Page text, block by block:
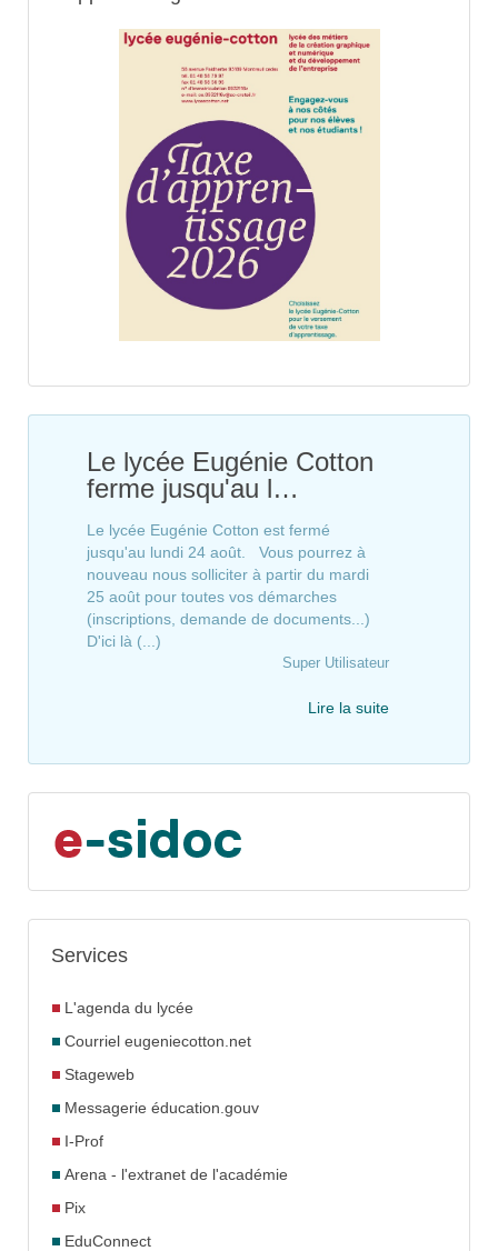
Le lycée Eugénie Cotton
ferme jusqu'au l…
Le lycée Eugénie Cotton est fermé
jusqu'au lundi 24 août. Vous pourrez à
nouveau nous solliciter à partir du mardi
25 août pour toutes vos démarches
(inscriptions, demande de documents...)
D'ici là (...)
Super Utilisateur
Lire la suite
Services
L'agenda du lycée
Courriel eugeniecotton.net
Stageweb
Messagerie éducation.gouv
I-Prof
Arena - l'extranet de l'académie
Pix
EduConnect